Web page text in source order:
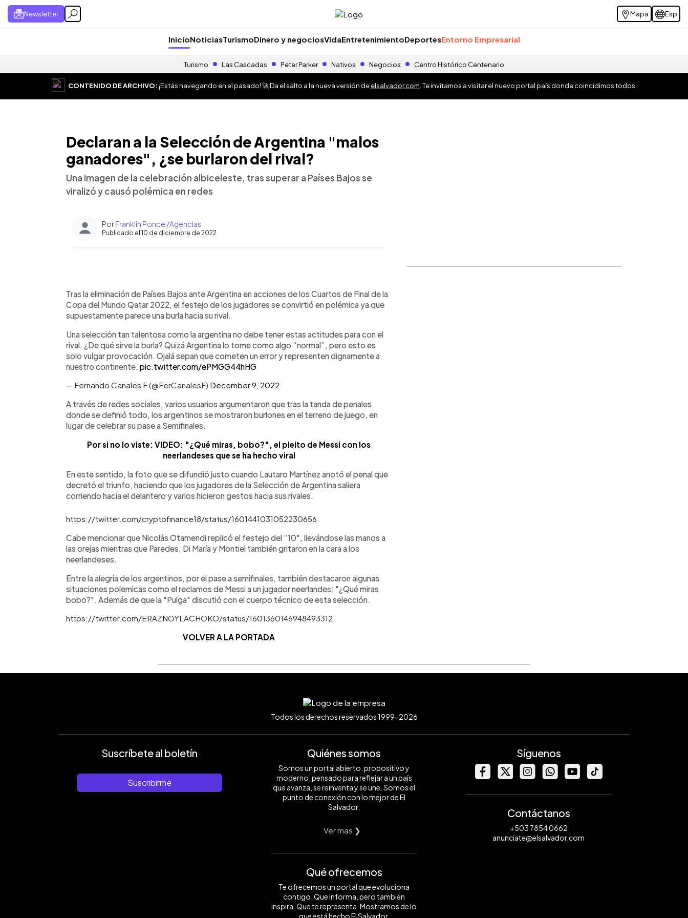
Newsletter Mapa Esp
InicioNoticiasTurismoDinero y negociosVidaEntretenimientoDeportesEntorno Empresarial
Turismo Las Cascadas Peter Parker Nativos Negocios Centro Histórico Centenario
CONTENIDO DE ARCHIVO:¡Estás navegando en el pasado! 🚀 Da el salto a la nueva versión deelsalvador.com . Te invitamos a visitar el nuevo portal país donde coincidimos todos.
Declaran a la Selección de Argentina "malos
ganadores", ¿se burlaron del rival?
Una imagen de la celebración albiceleste, tras superar a Países Bajos se
viralizó y causó polémica en redes
PorFranklin Ponce /Agencias
Publicado el 10 de diciembre de 2022
► Escuchar artículo
Tras la eliminación de Países Bajos ante Argentina en acciones de los Cuartos de Final de la
Copa del Mundo Qatar 2022, el festejo de los jugadores se convirtió en polémica ya que
supuestamente parece una burla hacia su rival.
Una selección tan talentosa como la argentina no debe tener estas actitudes para con el
rival. ¿De qué sirve la burla? Quizá Argentina lo tome como algo “normal”, pero esto es
solo vulgar provocación. Ojalá sepan que cometen un error y representen dignamente a
nuestro continente. pic.twitter.com/ePMGG44hHG
— Fernando Canales F (@FerCanalesF) December 9, 2022
A través de redes sociales, varios usuarios argumentaron que tras la tanda de penales
donde se definió todo, los argentinos se mostraron burlones en el terreno de juego, en
lugar de celebrar su pase a Semifinales.
Por si no lo viste: VIDEO: "¿Qué miras, bobo?", el pleito de Messi con los
neerlandeses que se ha hecho viral
En este sentido, la foto que se difundió justo cuando Lautaro Martínez anotó el penal que
decretó el triunfo, haciendo que los jugadores de la Selección de Argentina saliera
corriendo hacia el delantero y varios hicieron gestos hacia sus rivales.
https://twitter.com/cryptofinance18/status/1601441031052230656
Cabe mencionar que Nicolás Otamendi replicó el festejo del “10″, llevándose las manos a
las orejas mientras que Paredes, Di María y Montiel también gritaron en la cara a los
neerlandeses.
Entre la alegría de los argentinos, por el pase a semifinales, también destacaron algunas
situaciones polemicas como el reclamos de Messi a un jugador neerlandes: "¿Qué miras
bobo?". Además de que la "Pulga" discutió con el cuerpo técnico de esta selección.
https://twitter.com/ERAZNOYLACHOKO/status/1601360146948493312
VOLVER A LA PORTADA
Todos los derechos reservados 1999-2026
Suscríbete al boletín
Suscribirme
Quiénes somos
Somos un portal abierto, propositivo y
moderno, pensado para reflejar a un país
que avanza, se reinventa y se une. Somos el
punto de conexión con lo mejor de El
Salvador.
Ver mas ❯
Qué ofrecemos
Te ofrecemos un portal que evoluciona
contigo. Que informa, pero también
inspira. Que te representa. Mostramos de lo
que está hecho El Salvador.
Síguenos
Contáctanos
+503 7854 0662
anunciate@elsalvador.com